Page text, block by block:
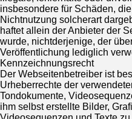
insbesondere für Schäden,
Nichtnutzung solcherart
haftet allein der Anbieter der
wurde, nichtderjenige, der
Veröffentlichung lediglich
Kennzeichnungsrecht
Der Webseitenbetreiber ist
Urheberrechte der
Tondokumente,
ihm selbst erstellte Bilder,